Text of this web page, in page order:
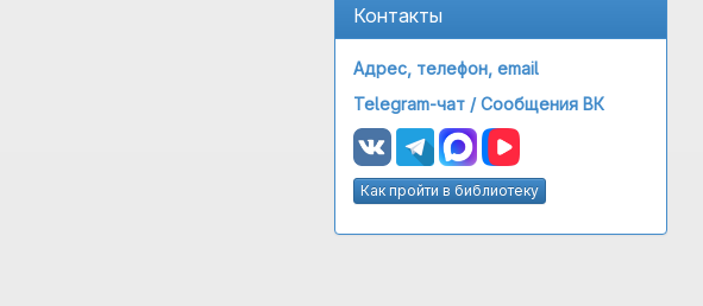
Контакты
Адрес, телефон, email
Telegram-чат /Сообщения ВК
Как пройти в библиотеку